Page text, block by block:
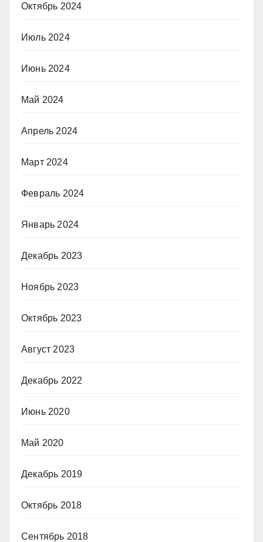
Октябрь 2024
Июль 2024
Июнь 2024
Май 2024
Апрель 2024
Март 2024
Февраль 2024
Январь 2024
Декабрь 2023
Ноябрь 2023
Октябрь 2023
Август 2023
Декабрь 2022
Июнь 2020
Май 2020
Декабрь 2019
Октябрь 2018
Сентябрь 2018